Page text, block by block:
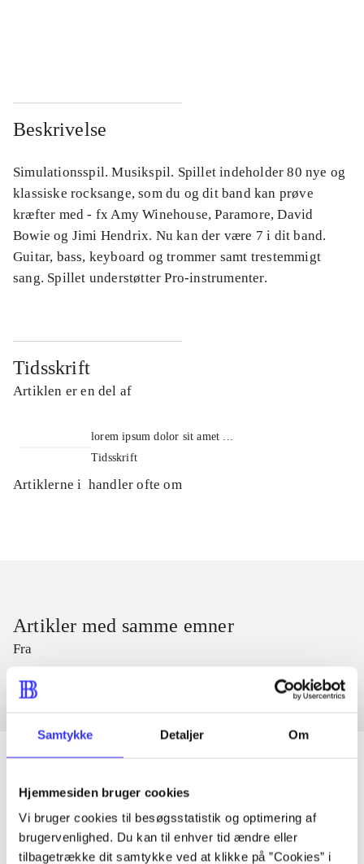
Samtykke Detaljer Om
Hjemmesiden bruger cookies
Vi bruger cookies til besøgsstatistik og optimering af
brugervenlighed. Du kan til enhver tid ændre eller
tilbagetrække dit samtykke ved at klikke på ”Cookies” i
Beskrivelse
Simulationsspil. Musikspil. Spillet indeholder 80 nye og
klassiske rocksange, som du og dit band kan prøve
kræfter med - fx Amy Winehouse, Paramore, David
Bowie og Jimi Hendrix. Nu kan der være 7 i dit band.
Guitar, bass, keyboard og trommer samt trestemmigt
sang. Spillet understøtter Pro-instrumenter.
Tidsskrift
Artiklen er en del af
lorem ipsum dolor sit amet ...
Tidsskrift
Artiklerne i handler ofte om
Artikler med samme emner
Fra
Artikler
Alle registrerede artikler fordelt på udgivelser